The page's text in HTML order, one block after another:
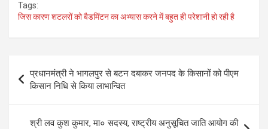
Tags:
जिस कारण शटलरों को बैडमिंटन का अभ्यास करने में बहुत ही परेशानी हो रही है
navigation
प्रधानमंत्री ने भागलपुर से बटन दबाकर जनपद के किसानों को पीएम
किसान निधि से किया लाभान्वित
श्री लव कुश कुमार, मा० सदस्य, राष्ट्रीय अनुसूचित जाति आयोग की